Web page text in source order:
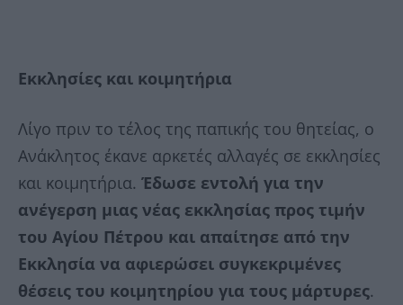
Εκκλησίες και κοιμητήρια
Λίγο πριν το τέλος της παπικής του θητείας, ο
Ανάκλητος έκανε αρκετές αλλαγές σε εκκλησίες
και κοιμητήρια. Έδωσε εντολή για την
ανέγερση μιας νέας εκκλησίας προς τιμήν
του Αγίου Πέτρου και απαίτησε από την
Εκκλησία να αφιερώσει συγκεκριμένες
θέσεις του κοιμητηρίου για τους μάρτυρες.